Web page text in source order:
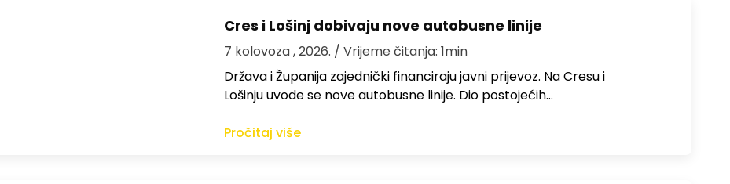
Cres i Lošinj dobivaju nove autobusne linije
7 kolovoza , 2026. / Vrijeme čitanja: 1min
Država i Županija zajednički financiraju javni prijevoz. Na Cresu i
Lošinju uvode se nove autobusne linije. Dio postojećih…
Pročitaj više